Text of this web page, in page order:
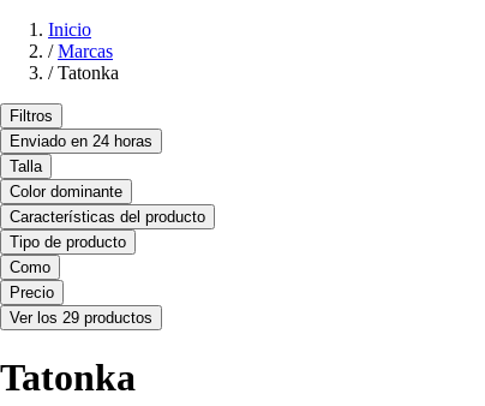
Inicio
/ Marcas
/ Tatonka
Filtros
Enviado en 24 horas
Talla
Color dominante
Características del producto
Tipo de producto
Como
Precio
Ver los 29 productos
Tatonka